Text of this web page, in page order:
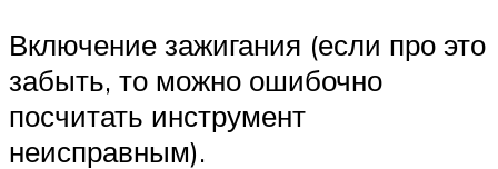
Включение зажигания (если про это
забыть, то можно ошибочно
посчитать инструмент
неисправным).